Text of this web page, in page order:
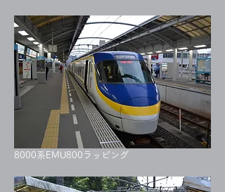
8000系EMU800ラッピング